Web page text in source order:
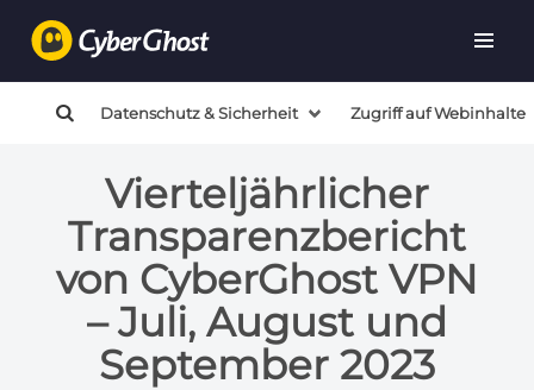
Datenschutz & Sicherheit Zugriff auf Webinhalte
Vierteljährlicher
Transparenzbericht
von CyberGhost VPN
– Juli, August und
September 2023